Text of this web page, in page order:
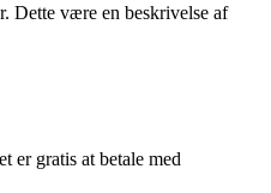
Dette være en beskrivelse af
er gratis at betale med